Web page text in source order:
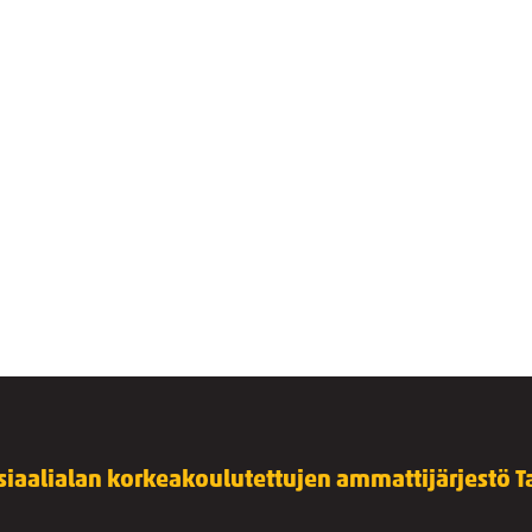
korkeakoulutettujen ammattijärjestö